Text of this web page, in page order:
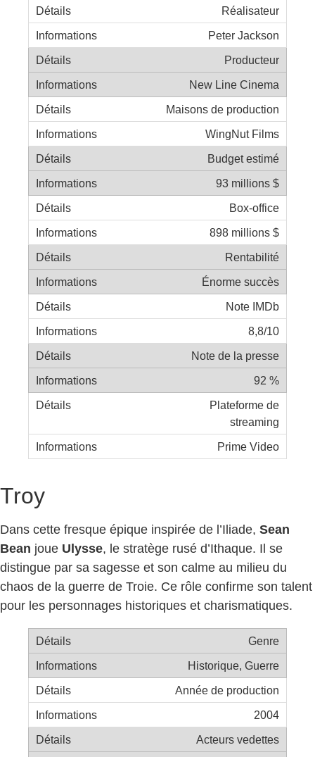
Réalisateur
Peter Jackson
Producteur
New Line Cinema
Maisons de production
WingNut Films
Budget estimé
93 millions $
Box-office
898 millions $
Rentabilité
Énorme succès
Note IMDb
8,8/10
Note de la presse
92 %
Plateforme de
streaming
Prime Video
Troy
Dans cette fresque épique inspirée de l’Iliade, Sean
Bean joue Ulysse, le stratège rusé d’Ithaque. Il se
distingue par sa sagesse et son calme au milieu du
chaos de la guerre de Troie. Ce rôle confirme son talent
pour les personnages historiques et charismatiques.
Genre
Historique, Guerre
Année de production
2004
Acteurs vedettes